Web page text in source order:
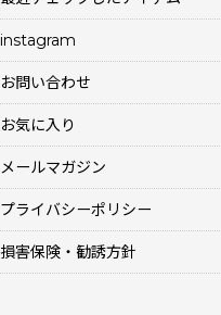
instagram
お問い合わせ
お気に入り
メールマガジン
プライバシーポリシー
損害保険・勧誘方針